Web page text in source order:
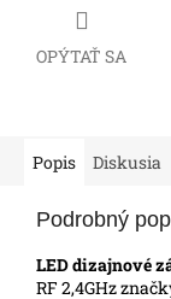
OPÝTAŤ SA
Popis Diskusia
Podrobný
LED dizajnové
RF 2,4GHz